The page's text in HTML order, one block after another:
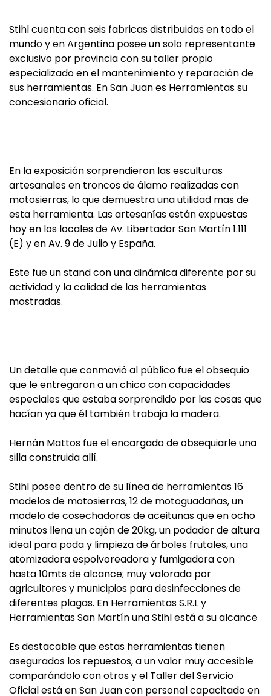
Stihl cuenta con seis fabricas distribuidas en todo el
mundo y en Argentina posee un solo representante
exclusivo por provincia con su taller propio
especializado en el mantenimiento y reparación de
sus herramientas. En San Juan es Herramientas su
concesionario oficial.
En la exposición sorprendieron las esculturas
artesanales en troncos de álamo realizadas con
motosierras, lo que demuestra una utilidad mas de
esta herramienta. Las artesanías están expuestas
hoy en los locales de Av. Libertador San Martín 1.111
(E) y en Av. 9 de Julio y España.
Este fue un stand con una dinámica diferente por su
actividad y la calidad de las herramientas
mostradas.
Un detalle que conmovió al público fue el obsequio
que le entregaron a un chico con capacidades
especiales que estaba sorprendido por las cosas que
hacían ya que él también trabaja la madera.
Hernán Mattos fue el encargado de obsequiarle una
silla construida allí.
Stihl posee dentro de su línea de herramientas 16
modelos de motosierras, 12 de motoguadañas, un
modelo de cosechadoras de aceitunas que en ocho
minutos llena un cajón de 20kg, un podador de altura
ideal para poda y limpieza de árboles frutales, una
atomizadora espolvoreadora y fumigadora con
hasta 10mts de alcance; muy valorada por
agricultores y municipios para desinfecciones de
diferentes plagas. En Herramientas S.R.L y
Herramientas San Martín una Stihl está a su alcance
Es destacable que estas herramientas tienen
asegurados los repuestos, a un valor muy accesible
comparándolo con otros y el Taller del Servicio
Oficial está en San Juan con personal capacitado en